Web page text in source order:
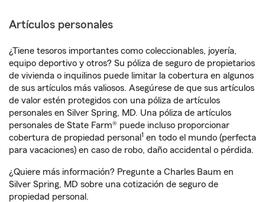
Artículos personales
¿Tiene tesoros importantes como coleccionables, joyería,
equipo deportivo y otros? Su póliza de seguro de propietarios
de vivienda o inquilinos puede limitar la cobertura en algunos
de sus artículos más valiosos. Asegúrese de que sus artículos
de valor estén protegidos con una póliza de artículos
personales en Silver Spring, MD. Una póliza de artículos
personales de State Farm® puede incluso proporcionar
cobertura de propiedad personal 1 en todo el mundo (perfecta
para vacaciones) en caso de robo, daño accidental o pérdida.
¿Quiere más información? Pregunte a Charles Baum en
Silver Spring, MD sobre una cotización de seguro de
propiedad personal.